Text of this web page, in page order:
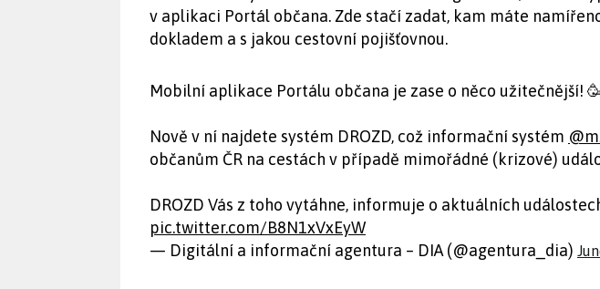
v aplikaci Portál občana. Zde stačí zadat, kam máte
dokladem a s jakou cestovní pojišťovnou.
Mobilní aplikace Portálu občana je zase o něco užitečnější!
Nově v ní najdete systém DROZD, což informační systém
občanům ČR na cestách v případě mimořádné (krizové)
DROZD Vás z toho vytáhne, informuje o aktuálních
pic.twitter.com/B8N1xVxEyW
— Digitální a informační agentura – DIA (@agentura_dia)